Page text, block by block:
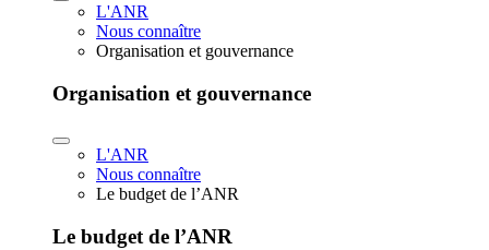
L'ANR
Nous connaître
Organisation et gouvernance
Organisation et gouvernance
L'ANR
Nous connaître
Le budget de l’ANR
Le budget de l’ANR